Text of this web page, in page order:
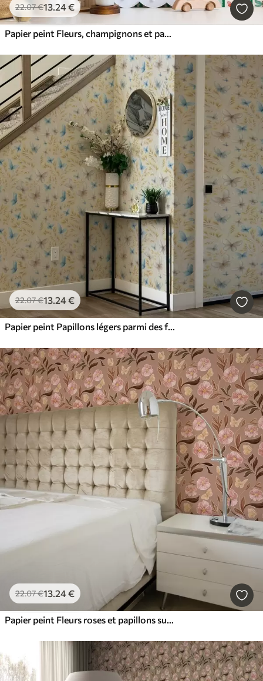
22.07€13.24€
Papier peint Fleurs, champignons et papillons encadrés
22.07€13.24€
Papier peint Papillons légers parmi des feuilles jaunes sur un fond clair
22.07€13.24€
Papier peint Fleurs roses et papillons sur fond brun chaud